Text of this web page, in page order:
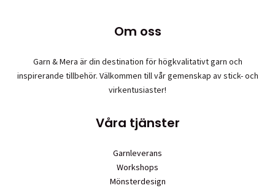
olika
alternativen
Om oss
Garn & Mera är din destination för högkvalitativt garn och
inspirerande tillbehör. Välkommen till vår gemenskap av stick- och
virkentusiaster!
Våra tjänster
Garnleverans
Workshops
Mönsterdesign